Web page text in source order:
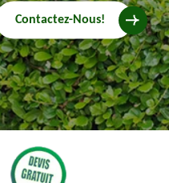
Contactez-Nous!